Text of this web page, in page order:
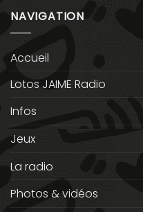
NAVIGATION
Accueil
Lotos JAIME Radio
Infos
Jeux
La radio
Photos & vidéos